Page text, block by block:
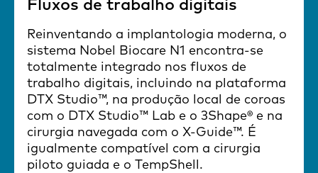
Reinventando a implantologia moderna, o
sistema Nobel Biocare N1 encontra-se
totalmente integrado nos fluxos de
trabalho digitais, incluindo na plataforma
DTX Studio™, na produção local de coroas
com o DTX Studio™ Lab e o 3Shape® e na
cirurgia navegada com o X-Guide™. É
igualmente compatível com a cirurgia
piloto guiada e o TempShell.